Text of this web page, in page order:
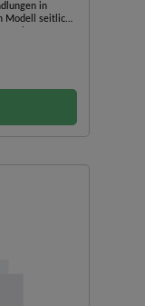
in
Modell seitlich,
PID-